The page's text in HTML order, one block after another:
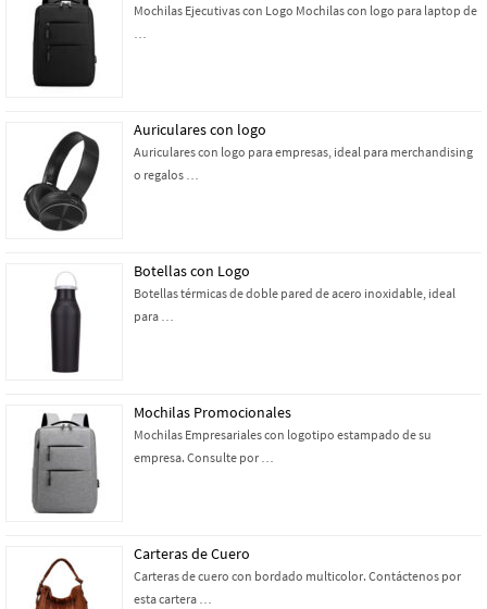
Mochilas Ejecutivas con Logo Mochilas con logo para laptop de
…
Auriculares con logo
Auriculares con logo para empresas, ideal para merchandising
o regalos …
Botellas con Logo
Botellas térmicas de doble pared de acero inoxidable, ideal
para …
Mochilas Promocionales
Mochilas Empresariales con logotipo estampado de su
empresa. Consulte por …
Carteras de Cuero
Carteras de cuero con bordado multicolor. Contáctenos por
esta cartera …